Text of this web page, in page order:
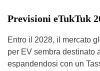
Previsioni eTukTuk
Entro il 2028, il mercato
per EV sembra destinato
espandendosi con un